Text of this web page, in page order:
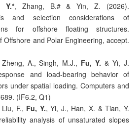
Y.*, Zhang, B.# & Yin, Z. (2026).
and selection considerations of
for offshore floating structures.
Offshore and Polar Engineering, accept.
A., Singh, M.J., Fu, Y. & Yi, J.
and load-bearing behavior of
under spatial loading. Computers and
(IF6.2, Q1)
F., Fu, Y., Yi, J., Han, X. & Tian, Y.
analysis of unsaturated slopes